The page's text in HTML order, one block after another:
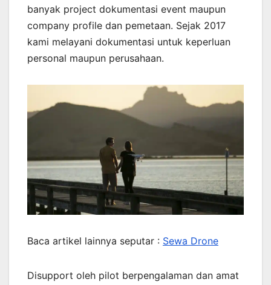
banyak project dokumentasi event maupun
company profile dan pemetaan. Sejak 2017
kami melayani dokumentasi untuk keperluan
personal maupun perusahaan.
Baca artikel lainnya seputar : Sewa Drone
Disupport oleh pilot berpengalaman dan amat